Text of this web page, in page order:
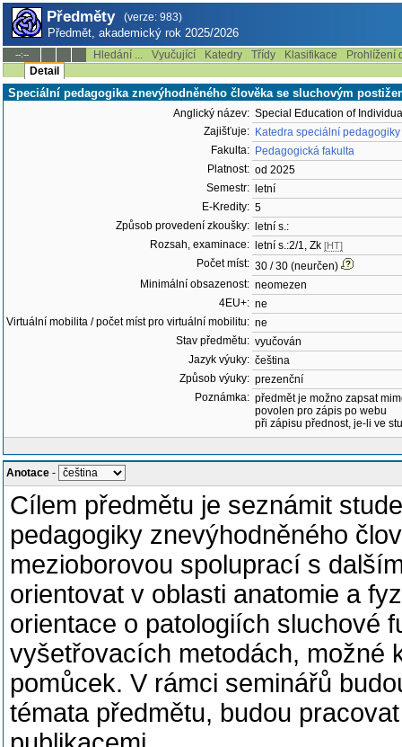
Předměty (verze: 983)
Předmět, akademický rok 2025/2026
--:-- Hledání ... Vyučující Katedry Třídy Klasifikace
Prohlížení
Detail
Speciální pedagogika znevýhodněného člověka se sluchovým
Anglický název: Special Education of
Zajišťuje: Katedra speciální
Fakulta: Pedagogická fakulta
Platnost: od 2025
Semestr:
letní
E-Kredity: 5
Způsob provedení zkoušky:
letní s.:
Rozsah, examinace:
letní s.:2/1, Zk [HT]
Počet míst: 30 / 30 (neurčen)
Minimální obsazenost: neomezen
4EU+: ne
Virtuální mobilita / počet míst pro virtuální mobilitu: ne
Stav předmětu: vyučován
Jazyk výuky: čeština
Způsob výuky: prezenční
Poznámka: předmět je možno zapsat
povolen pro zápis po webu
při zápisu přednost, je-li ve
Anotace -
Cílem předmětu je seznámit
pedagogiky znevýhodněného
mezioborovou spoluprací s
orientovat v oblasti anatomie a
orientace o patologiích sluchové
vyšetřovacích metodách, možné
pomůcek. V rámci seminářů
témata předmětu, budou